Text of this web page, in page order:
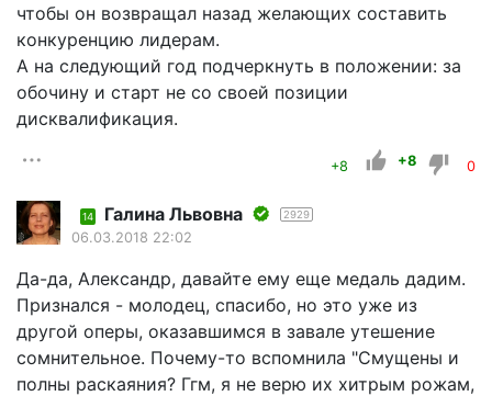
чтобы он возвращал назад желающих составить
конкуренцию лидерам.
А на следующий год подчеркнуть в положении: за
обочину и старт не со своей позиции
дисквалификация.
+8 +8 0
14 Галина Львовна 2929
06.03.2018 22:02
Да-да, Александр, давайте ему еще медаль дадим.
Признался - молодец, спасибо, но это уже из
другой оперы, оказавшимся в завале утешение
сомнительное. Почему-то вспомнила "Смущены и
полны раскаяния? Ггм, я не верю их хитрым рожам,